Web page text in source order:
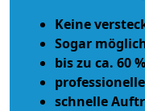
Keine
Sogar
bis zu ca. 60
schnelle